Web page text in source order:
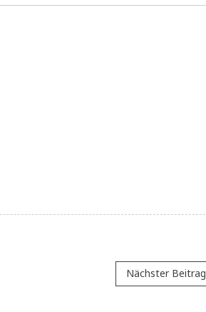
Nächster Beitrag